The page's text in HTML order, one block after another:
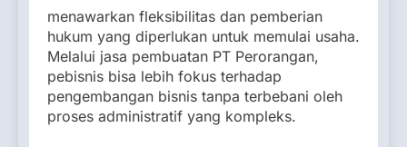
menawarkan fleksibilitas dan pemberian
hukum yang diperlukan untuk memulai usaha.
Melalui jasa pembuatan PT Perorangan,
pebisnis bisa lebih fokus terhadap
pengembangan bisnis tanpa terbebani oleh
proses administratif yang kompleks.